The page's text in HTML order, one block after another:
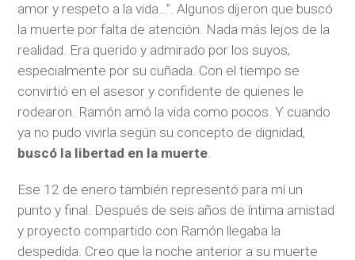
amor y respeto a la vida…”. Algunos dijeron que buscó
la muerte por falta de atención. Nada más lejos de la
realidad. Era querido y admirado por los suyos,
especialmente por su cuñada. Con el tiempo se
convirtió en el asesor y confidente de quienes le
rodearon. Ramón amó la vida como pocos. Y cuando
ya no pudo vivirla según su concepto de dignidad,
buscó la libertad en la muerte.
Ese 12 de enero también representó para mí un
punto y final. Después de seis años de íntima amistad
y proyecto compartido con Ramón llegaba la
despedida. Creo que la noche anterior a su muerte